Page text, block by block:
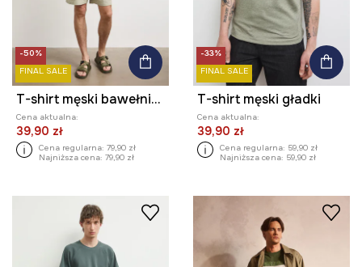
-50%
FINAL SALE
T-shirt męski bawełniany z nadrukiem
Cena aktualna:
39,90 zł
Cena regularna: 79,90 zł
Najniższa cena: 79,90 zł
-33%
FINAL SALE
T-shirt męski gładki
Cena aktualna:
39,90 zł
Cena regularna: 59,90 zł
Najniższa cena: 59,90 zł